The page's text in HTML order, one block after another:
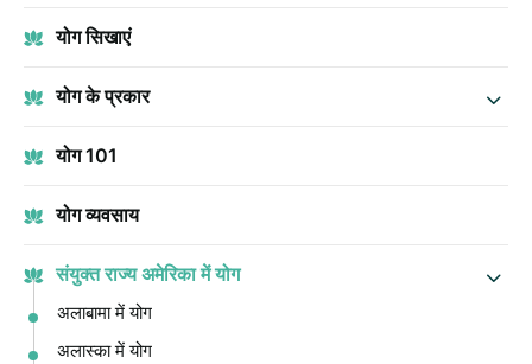
योग सिखाएं
योग के प्रकार
योग 101
योग व्यवसाय
संयुक्त राज्य अमेरिका में योग
अलाबामा में योग
अलास्का में योग